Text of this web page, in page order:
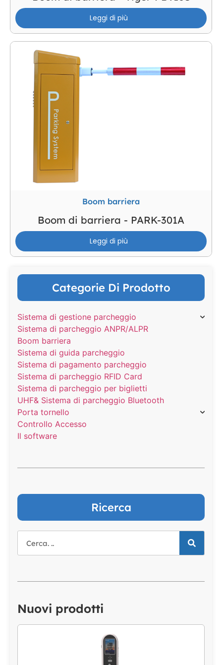
Categorie Di Prodotto
Sistema di gestione parcheggio
Sistema di parcheggio ANPR/ALPR
Boom barriera
Sistema di guida parcheggio
Sistema di pagamento parcheggio
Sistema di parcheggio RFID Card
Sistema di parcheggio per biglietti
UHF& Sistema di parcheggio Bluetooth
Porta tornello
Controllo Accesso
Il software
Ricerca
Nuovi prodotti
Leggi di più
Boom barriera
Boom di barriera - PARK-301A
Leggi di più